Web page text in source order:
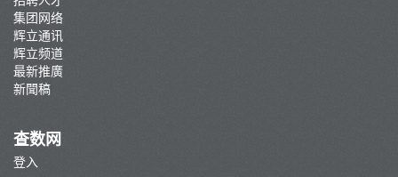
集团网络
辉立通讯
辉立频道
最新推廣
新聞稿
查数网
登入